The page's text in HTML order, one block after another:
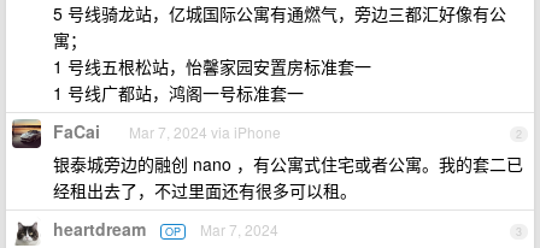
5 号线骑龙站，亿城国际公寓有通燃气，旁边三都汇好像有公
寓；
1 号线五根松站，怡馨家园安置房标准套一
1 号线广都站，鸿阁一号标准套一
2
FaCai Mar 7, 2024 via iPhone
银泰城旁边的融创 nano ，有公寓式住宅或者公寓。我的套二已
经租出去了，不过里面还有很多可以租。
3
heartdream OP Mar 7, 2024